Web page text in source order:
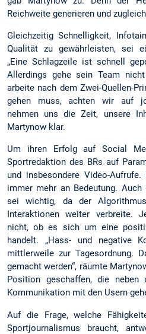
Reichweite generieren und
Gleichzeitig Schnelligkeit,
Qualität zu gewährleisten, sei
„Eine Schlagzeile ist schnell
Allerdings gehe sein Team
arbeite nach dem Zwei-Quellen-
gehen muss, achten wir auf
nehmen uns die Zeit, unsere
Martynow klar.
Um ihren Erfolg auf Social
Sportredaktion des BRs auf
und insbesondere Video-
immer mehr an Bedeutung.
sei wichtig, da der
Interaktionen weiter verbreite.
nicht, ob es sich um eine
handelt. „Hass- und negative
mittlerweile zur Tagesordnung.
gemacht werden“, räumte
Position geschaffen, die
Kommunikation mit den Usern
Auf die Frage, welche
Sportjournalismus braucht,